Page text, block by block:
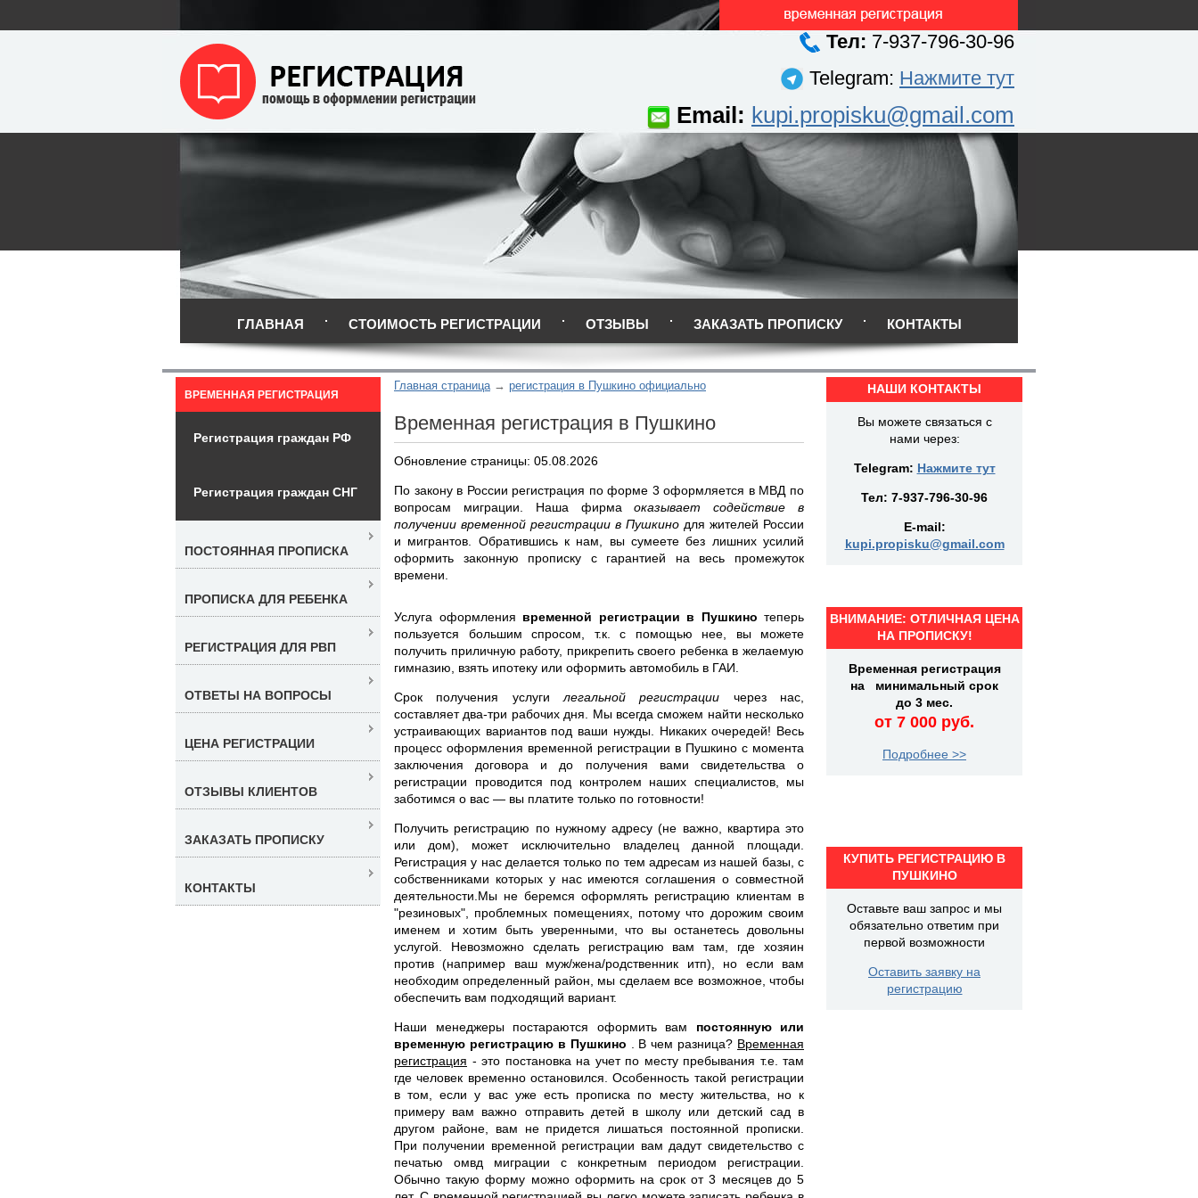
Тел: 7-937-796-30-96
Telegram: Нажмите тут
Email: kupi.propisku@gmail.com
ГЛАВНАЯ СТОИМОСТЬ РЕГИСТРАЦИИ ОТЗЫВЫ ЗАКАЗАТЬ ПРОПИСКУ КОНТАКТЫ
Главная страница регистрация в Пушкино официально
Временная регистрация в Пушкино
Обновление страницы: 05.08.2026
По закону в России регистрация по форме 3 оформляется в МВД по
вопросам миграции. Наша фирмаоказывает содействие в
получении временной регистрации в Пушкино для жителей России
и мигрантов. Обратившись к нам, вы сумеете без лишних усилий
оформить законную прописку с гарантией на весь промежуток
времени.
Услуга оформления временной регистрации в Пушкино теперь
пользуется большим спросом, т.к. с помощью нее, вы можете
получить приличную работу, прикрепить своего ребенка в желаемую
гимназию, взять ипотеку или оформить автомобиль в ГАИ.
Срок получения услуги легальной регистрации через нас,
составляет два-три рабочих дня. Мы всегда сможем найти несколько
устраивающих вариантов под ваши нужды. Никаких очередей! Весь
процесс оформления временной регистрации в Пушкино с момента
заключения договора и до получения вами свидетельства о
регистрации проводится под контролем наших специалистов, мы
заботимся о вас — вы платите только по готовности!
Получить регистрацию по нужному адресу (не важно, квартира это
или дом), может исключительно владелец данной площади.
Регистрация у нас делается только по тем адресам из нашей базы, с
собственниками которых у нас имеются соглашения о совместной
деятельности.Мы не беремся оформлять регистрацию клиентам в
"резиновых", проблемных помещениях, потому что дорожим своим
именем и хотим быть уверенными, что вы останетесь довольны
услугой. Невозможно сделать регистрацию вам там, где хозяин
против (например ваш муж/жена/родственник итп), но если вам
необходим определенный район, мы сделаем все возможное, чтобы
обеспечить вам подходящий вариант.
Наши менеджеры постараются оформить вам постоянную или
временную регистрацию в Пушкино
. В чем разница? Временная
регистрация - это постановка на учет по месту пребывания т.е. там
где человек временно остановился. Особенность такой регистрации
в том, если у вас уже есть прописка по месту жительства, но к
примеру вам важно отправить детей в школу или детский сад в
другом районе, вам не придется лишаться постоянной прописки.
При получении временной регистрации вам дадут свидетельство с
печатью омвд миграции с конкретным периодом регистрации.
Обычно такую форму можно оформить на срок от 3 месяцев до 5
ВРЕМЕННАЯ РЕГИСТРАЦИЯ
Регистрация граждан РФ
Регистрация граждан СНГ
ПОСТОЯННАЯ ПРОПИСКА
ПРОПИСКА ДЛЯ РЕБЕНКА
РЕГИСТРАЦИЯ ДЛЯ РВП
ОТВЕТЫ НА ВОПРОСЫ
ЦЕНА РЕГИСТРАЦИИ
ОТЗЫВЫ КЛИЕНТОВ
ЗАКАЗАТЬ ПРОПИСКУ
КОНТАКТЫ
НАШИ КОНТАКТЫ
Вы можете связаться с
нами через:
Telegram: Нажмите тут
Тел: 7-937-796-30-96
E-mail:
kupi.propisku@gmail.com
ВНИМАНИЕ: ОТЛИЧНАЯ ЦЕНА
НА ПРОПИСКУ!
Временная регистрация
на минимальный срок
до 3 мес.
от 7 000 руб.
Подробнее >>
КУПИТЬ РЕГИСТРАЦИЮ В
ПУШКИНО
Оставьте ваш запрос и мы
обязательно ответим при
первой возможности
Оставить заявку на
регистрацию